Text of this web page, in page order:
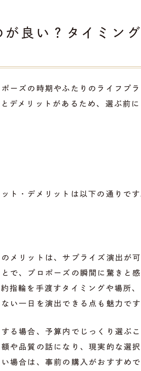
良い？タイミン
ーズの時期やふたりのライフプ
デメリットがあるため、選ぶ前
ト・デメリットは以下の通りです
メリットは、サプライズ演出が
で、プロポーズの瞬間に驚きと
指輪を手渡すタイミングや場所
い一日を演出できる点も魅力です
る場合、予算内でじっくり選ぶ
や品質の話になり、現実的な選
場合は、事前の購入がおすすめで